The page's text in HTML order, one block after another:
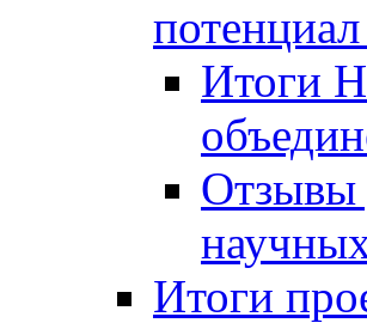
Итоги
Отзывы
Итоги